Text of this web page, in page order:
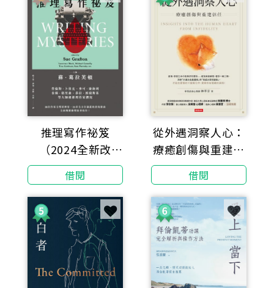
才領航，探索生命
極限的奇妙旅程】
推理寫作祕笈
（2024全新改
版）：暢銷作家傾
囊相授的終極書寫
心法
借閱
從外遇洞察人心：
療癒創傷與重建信
任
借閱